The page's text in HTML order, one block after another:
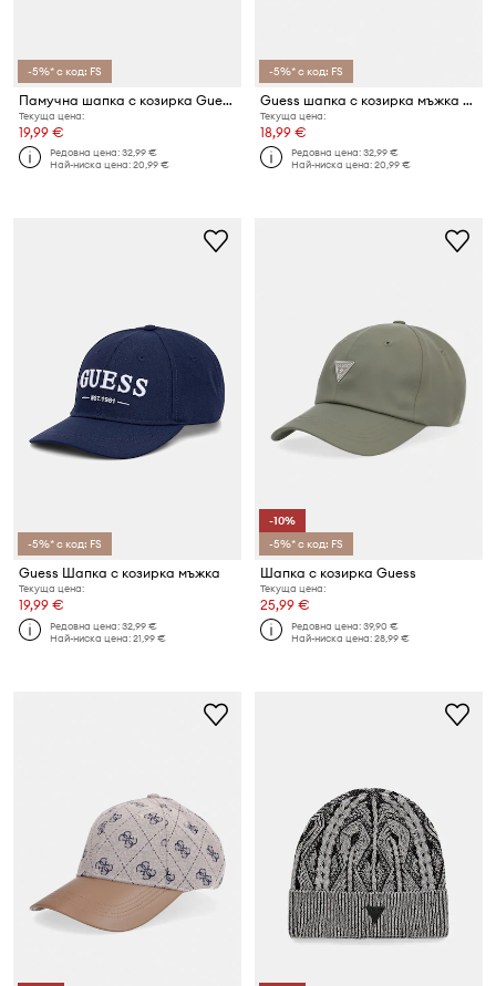
-5%* с код: FS
Памучна шапка с козирка Guess
Текуща цена:
19,99 €
Редовна цена:32,99 €
Най-ниска цена:20,99 €
-5%* с код: FS
Guess шапка с козирка мъжка BERLIN
Текуща цена:
18,99 €
Редовна цена:32,99 €
Най-ниска цена:20,99 €
-5%* с код: FS
Guess Шапка с козирка мъжка
Текуща цена:
19,99 €
Редовна цена:32,99 €
Най-ниска цена:21,99 €
-10%
-5%* с код: FS
Шапка с козирка Guess
Текуща цена:
25,99 €
Редовна цена:39,90 €
Най-ниска цена:28,99 €